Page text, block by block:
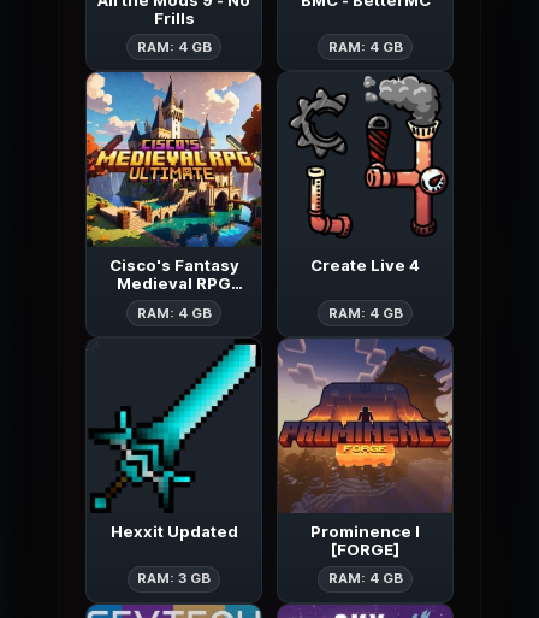
Frills
RAM: 4 GB All the Mods 9 - No Frills
RAM: 4 GB BMC -
Cisco's Fantasy
Medieval RPG
[Ultimate]
RAM: 4 GB Cisco's Fantasy Medieval RPG
Create Live 4
RAM: 4 GB Create Live 4
Hexxit Updated
RAM: 3 GB Hexxit Updated
Prominence I
[FORGE]
RAM: 4 GB Prominence I